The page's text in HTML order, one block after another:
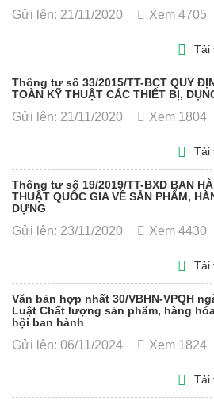
Gửi lên: 21/11/2020 Xem 4705
Tải
Thông tư số 33/2015/TT-BCT QUY
TOÀN KỸ THUẬT CÁC THIẾT BỊ,
Gửi lên: 21/11/2020 Xem 1804
Tải
Thông tư số 19/2019/TT-BXD BAN
THUẬT QUỐC GIA VỀ SẢN PHẨM,
DỰNG
Gửi lên: 23/11/2020 Xem 4430
Tải
Văn bản hợp nhất 30/VBHN-VPQH
Luật Chất lượng sản phẩm, hàng
hội ban hành
Gửi lên: 06/11/2024 Xem 1824
Tải